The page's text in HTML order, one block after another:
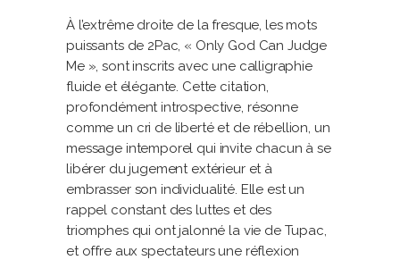
À l’extrême droite de la fresque, les mots
puissants de 2Pac, « Only God Can Judge
Me », sont inscrits avec une calligraphie
fluide et élégante. Cette citation,
profondément introspective, résonne
comme un cri de liberté et de rébellion, un
message intemporel qui invite chacun à se
libérer du jugement extérieur et à
embrasser son individualité. Elle est un
rappel constant des luttes et des
triomphes qui ont jalonné la vie de Tupac,
et offre aux spectateurs une réflexion